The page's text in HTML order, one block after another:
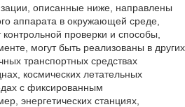
описанные ниже, направлены
аппарата в окружающей среде,
проверки и способы,
могут быть реализованы в других
транспортных средствах
космических летательных
с фиксированным
энергетических станциях,